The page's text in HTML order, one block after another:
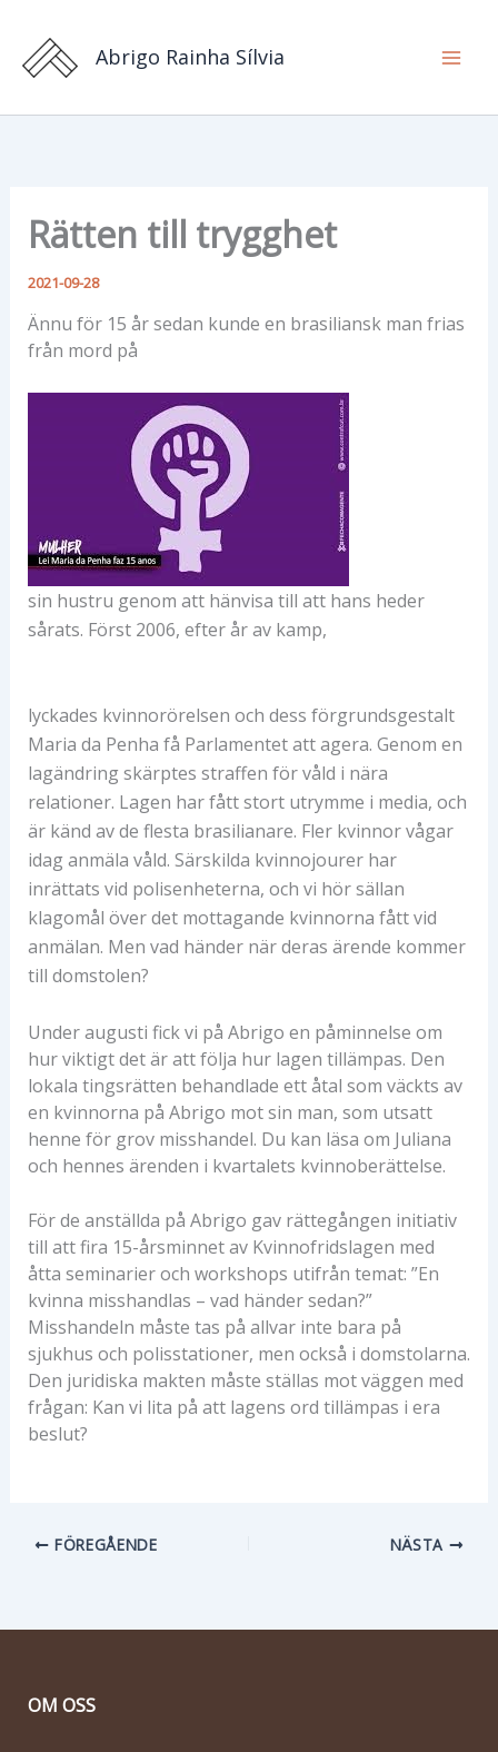
innehåll
Abrigo Rainha Sílvia
Rätten till trygghet
2021-09-28
Ännu för 15 år sedan kunde en brasiliansk man frias
från mord på
sin hustru genom att hänvisa till att hans heder
sårats. Först 2006, efter år av kamp,
lyckades kvinnorörelsen och dess förgrundsgestalt
Maria da Penha få Parlamentet att agera. Genom en
lagändring skärptes straffen för våld i nära
relationer. Lagen har fått stort utrymme i media, och
är känd av de flesta brasilianare. Fler kvinnor vågar
idag anmäla våld. Särskilda kvinnojourer har
inrättats vid polisenheterna, och vi hör sällan
klagomål över det mottagande kvinnorna fått vid
anmälan. Men vad händer när deras ärende kommer
till domstolen?
Under augusti fick vi på Abrigo en påminnelse om
hur viktigt det är att följa hur lagen tillämpas. Den
lokala tingsrätten behandlade ett åtal som väckts av
en kvinnorna på Abrigo mot sin man, som utsatt
henne för grov misshandel. Du kan läsa om Juliana
och hennes ärenden i kvartalets kvinnoberättelse.
För de anställda på Abrigo gav rättegången initiativ
till att fira 15-årsminnet av Kvinnofridslagen med
åtta seminarier och workshops utifrån temat: ”En
kvinna misshandlas – vad händer sedan?”
Misshandeln måste tas på allvar inte bara på
sjukhus och polisstationer, men också i domstolarna.
Den juridiska makten måste ställas mot väggen med
frågan: Kan vi lita på att lagens ord tillämpas i era
beslut?
FÖREGÅENDE NÄSTA
OM OSS